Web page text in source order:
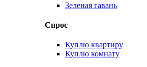
Зеленая гавань
Спрос
Куплю квартиру
Куплю комнату